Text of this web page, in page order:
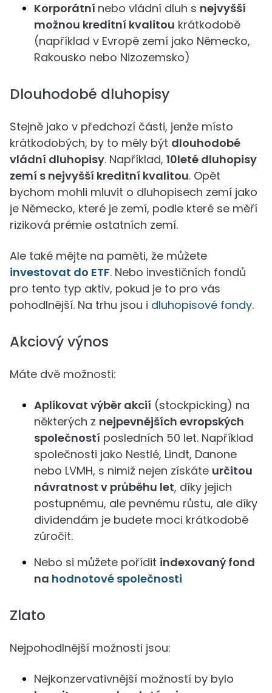
Korporátní nebo vládní dluh s nejvyšší
možnou kreditní kvalitou krátkodobě
(například v Evropě zemí jako Německo,
Rakousko nebo Nizozemsko)
Dlouhodobé dluhopisy
Stejně jako v předchozí části, jenže místo
krátkodobých, by to měly být dlouhodobé
vládní dluhopisy. Například, 10leté dluhopisy
zemí s nejvyšší kreditní kvalitou. Opět
bychom mohli mluvit o dluhopisech zemí jako
je Německo, které je zemí, podle které se měří
riziková prémie ostatních zemí.
Ale také mějte na paměti, že můžete
investovat do ETF. Nebo investičních fondů
pro tento typ aktiv, pokud je to pro vás
pohodlnější. Na trhu jsou i dluhopisové fondy.
Akciový výnos
Máte dvě možnosti:
Aplikovat výběr akcií (stockpicking) na
některých z nejpevnějších evropských
společností posledních 50 let. Například
společnosti jako Nestlé, Lindt, Danone
nebo LVMH, s nimiž nejen získáte určitou
návratnost v průběhu let, díky jejich
postupnému, ale pevnému růstu, ale díky
dividendám je budete moci krátkodobě
zúročit.
Nebo si můžete pořídit indexovaný fond
na hodnotové společnosti
Zlato
Nejpohodlnější možnosti jsou:
Nejkonzervativnější možností by bylo